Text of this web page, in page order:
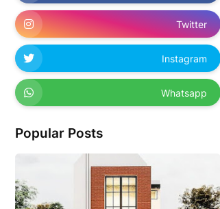
Twitter
Instagram
Whatsapp
Popular Posts